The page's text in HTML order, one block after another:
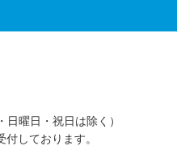
曜日・祝日は除く）
しております。